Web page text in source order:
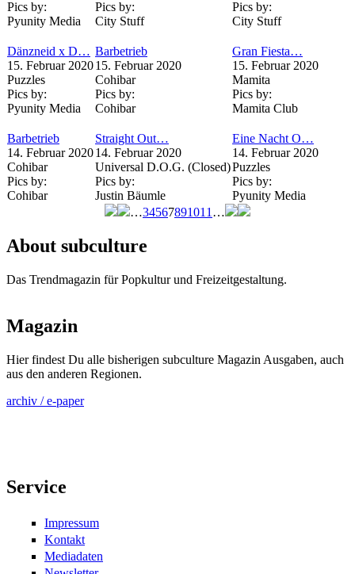
Pics by:
Pyunity Media
Pics by:
City Stuff
Pics by:
City Stuff
Dänzneid x D…
15. Februar 2020
Puzzles
Pics by:
Pyunity Media
Barbetrieb
15. Februar 2020
Cohibar
Pics by:
Cohibar
Gran Fiesta…
15. Februar 2020
Mamita
Pics by:
Mamita Club
Barbetrieb
14. Februar 2020
Cohibar
Pics by:
Cohibar
Straight Out…
14. Februar 2020
Universal D.O.G. (Closed)
Pics by:
Justin Bäumle
Eine Nacht O…
14. Februar 2020
Puzzles
Pics by:
Pyunity Media
…34567891011 …
About subculture
Das Trendmagazin für Popkultur und Freizeitgestaltung.
Magazin
Hier findest Du alle bisherigen subculture Magazin Ausgaben, auch
aus den anderen Regionen.
archiv / e-paper
Service
Impressum
Kontakt
Mediadaten